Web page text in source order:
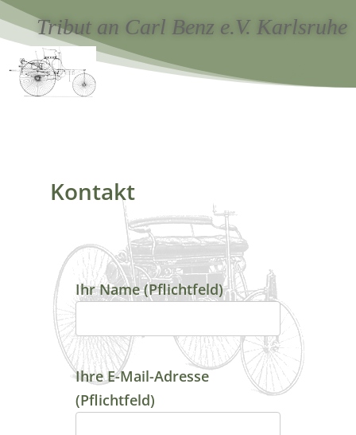
Tribut an Carl Benz e.V. Karlsruhe
Kontakt
Ihr Name (Pflichtfeld)
Ihre E-Mail-Adresse
(Pflichtfeld)